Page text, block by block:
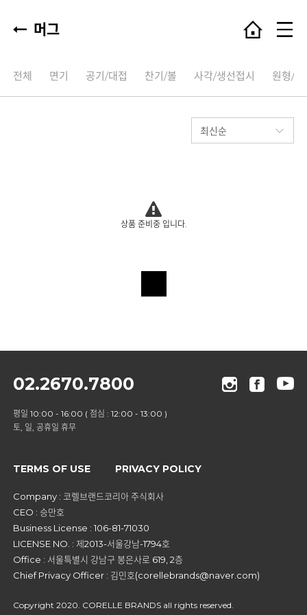
머그
전체 면기 공기/대접 찬기/볼 사각/생선접시 원형/타
상품 준비중 입니다.
02.2670.7800
평일 10:00 - 16:00 ( 점심 : 12:00 - 13:00 )
토, 일, 공휴일 휴무
TERMS OF USE PRIVACY POLICY
Company : 코렐브랜드코리아 주식회사
CEO : 승만호
Business License : 106-81-71030
LICENSE NO. : 제2013-서울강남-1794호
Office : 서울특별시 강남구 봉은사로 619, 2층
Chief Privacy Officer : 김민호(corellebrands@naver.com)
Copyright 2020. CORELLE BRANDS all rights reserved.